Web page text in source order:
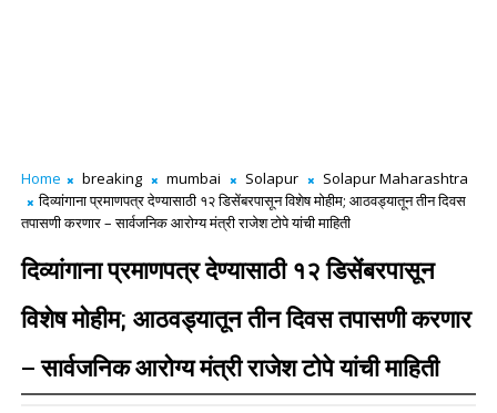
Home breaking mumbai Solapur
Solapur Maharashtra
दिव्यांगाना प्रमाणपत्र देण्यासाठी १२ डिसेंबरपासून विशेष मोहीम; आठवड्यातून तीन दिवस
तपासणी करणार – सार्वजनिक आरोग्य मंत्री राजेश टोपे यांची माहिती
दिव्यांगाना प्रमाणपत्र देण्यासाठी १२ डिसेंबरपासून
विशेष मोहीम; आठवड्यातून तीन दिवस तपासणी करणार
– सार्वजनिक आरोग्य मंत्री राजेश टोपे यांची माहिती